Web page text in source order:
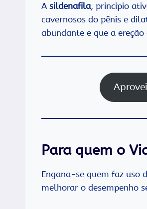
A sildenafila, principio
cavernosos do pênis e
abundante e que a
Para quem o
Engana-se quem faz uso
melhorar o desempenho